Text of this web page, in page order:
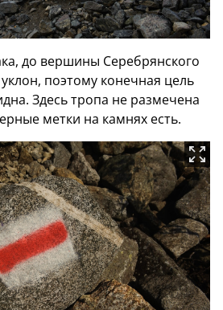
до вершины Серебрянского
поэтому конечная цель
Здесь тропа не размечена
метки на камнях есть.